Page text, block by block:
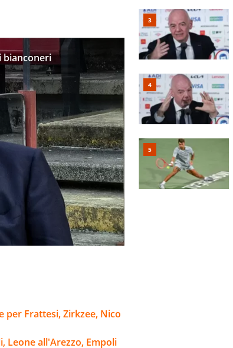
bianconeri
per Frattesi, Zirkzee, Nico
Leone all'Arezzo, Empoli